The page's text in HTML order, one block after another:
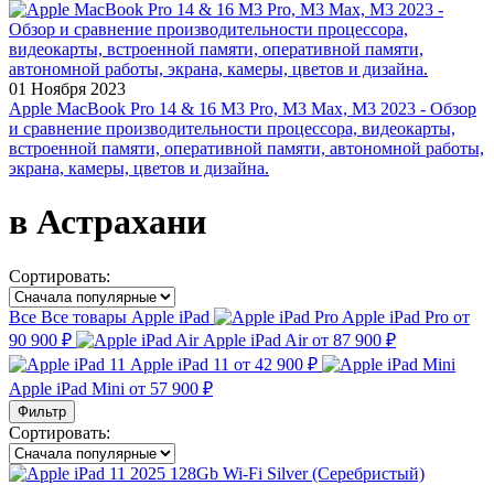
01 Ноября 2023
Apple MacBook Pro 14 & 16 M3 Pro, M3 Max, M3 2023 - Обзор
и сравнение производительности процессора, видеокарты,
встроенной памяти, оперативной памяти, автономной работы,
экрана, камеры, цветов и дизайна.
в Астрахани
Сортировать:
Все Все товары Apple iPad Apple iPad Pro от
90 900 ₽
Apple iPad Air от 87 900 ₽
Apple iPad 11 от 42 900 ₽
Apple iPad Mini от 57 900 ₽
Фильтр
Сортировать: